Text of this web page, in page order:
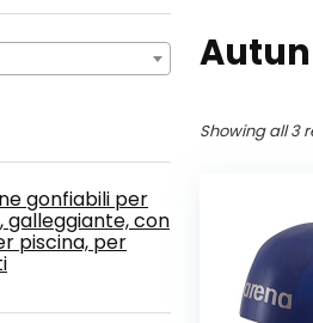
gonfiabili per
galleggiante, con
piscina, per
Showing all 3